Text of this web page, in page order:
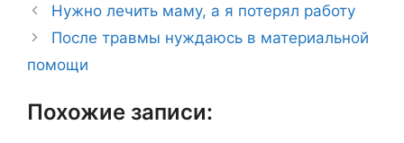
Нужно лечить маму, а я потерял работу
После травмы нуждаюсь в материальной
помощи
Похожие записи: